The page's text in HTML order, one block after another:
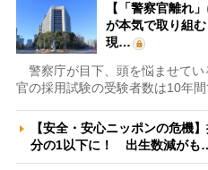
【「警察官離れ
が本気で取り組
現…
警察庁が目下、頭を悩ませてい
官の採用試験の受験者数は10年
【安全・安心ニッポンの危機
分の1以下に！ 出生数減がも